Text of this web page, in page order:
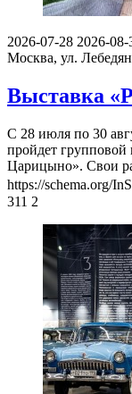
2026-07-28 2026-08-
Москва, ул.
Выставка
С 28 июля по 30
пройдет
Царицыно». Свои
https://schema.org/
311 2